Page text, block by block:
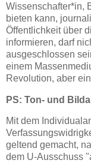
Wissenschafter*in,
bieten kann,
Öffentlichkeit über
informieren, darf
ausgeschlossen
einem
Revolution, aber
PS: Ton- und
Mit dem
geltend gemacht,
dem U-Ausschuss